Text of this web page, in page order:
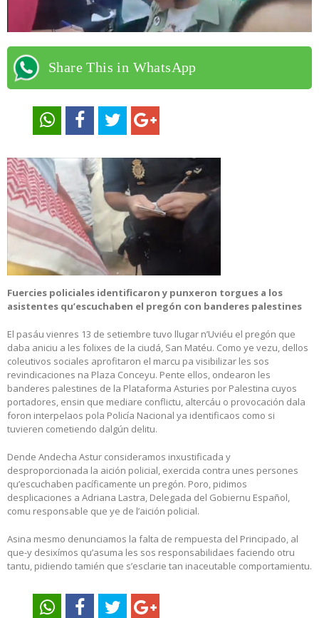
Share This in WhatsApp
Fuercies policiales identificaron y punxeron torgues a los
asistentes qu’escuchaben el pregón con banderes palestines
El pasáu vienres 13 de setiembre tuvo llugar n’Uviéu el pregón que
daba aniciu a les folixes de la ciudá, San Matéu. Como ye vezu, dellos
coleutivos sociales aprofitaron el marcu pa visibilizar les sos
revindicaciones na Plaza Conceyu. Pente ellos, ondearon les
banderes palestines de la Plataforma Asturies por Palestina cuyos
portadores, ensin que mediare conflictu, altercáu o provocación dala
foron interpelaos pola Policía Nacional ya identificaos como si
tuvieren cometiendo dalgún delitu.
Dende Andecha Astur consideramos inxustificada y
desproporcionada la aición policial, exercida contra unes persones
qu’escuchaben pacíficamente un pregón. Poro, pidimos
desplicaciones a Adriana Lastra, Delegada del Gobiernu Español,
comu responsable que ye de l’aición policial.
Asina mesmo denunciamos la falta de rempuesta del Principado, al
que-y desixímos qu’asuma les sos responsabilidaes faciendo otru
tantu, pidiendo tamién que s’esclarie tan inaceutable comportamientu.